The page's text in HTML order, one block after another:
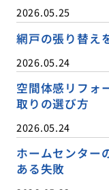
2026.05.25
網戸の張り替え
2026.05.24
空間体感リフォ
取りの選び方
2026.05.24
ホームセンター
ある失敗